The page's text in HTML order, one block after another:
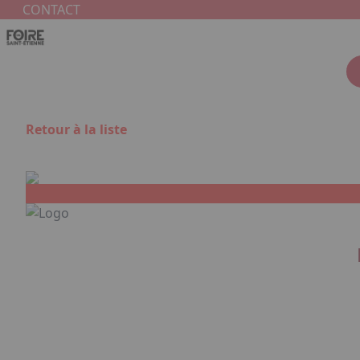
Aller au contenu principal
CONTACT
Retour à la liste
Panneau de gestion des cookies